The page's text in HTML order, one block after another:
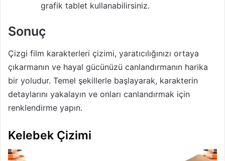
grafik tablet kullanabilirsiniz.
Sonuç
Çizgi film karakterleri çizimi, yaratıcılığınızı ortaya
çıkarmanın ve hayal gücünüzü canlandırmanın harika
bir yoludur. Temel şekillerle başlayarak, karakterin
detaylarını yakalayın ve onları canlandırmak için
renklendirme yapın.
Kelebek Çizimi